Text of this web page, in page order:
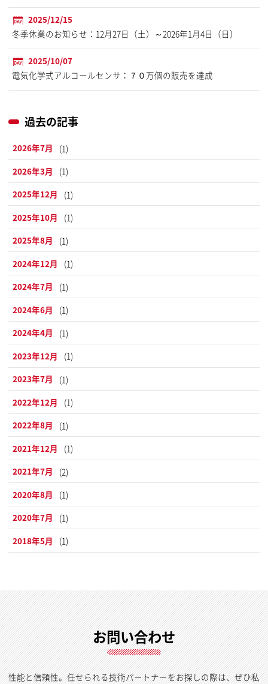
2025/12/15
冬季休業のお知らせ：12月27日（土）～2026年1月4日（日）
2025/10/07
電気化学式アルコールセンサ：７０万個の販売を達成
過去の記事
2026年7月
(1)
2026年3月
(1)
2025年12月
(1)
2025年10月
(1)
2025年8月
(1)
2024年12月
(1)
2024年7月
(1)
2024年6月
(1)
2024年4月
(1)
2023年12月
(1)
2023年7月
(1)
2022年12月
(1)
2022年8月
(1)
2021年12月
(1)
2021年7月
(2)
2020年8月
(1)
2020年7月
(1)
2018年5月
(1)
お問い合わせ
性能と信頼性。任せられる技術パートナーをお探しの際は、ぜひ私